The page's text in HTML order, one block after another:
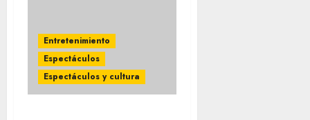
Entretenimiento
Espectáculos
Espectáculos y cultura